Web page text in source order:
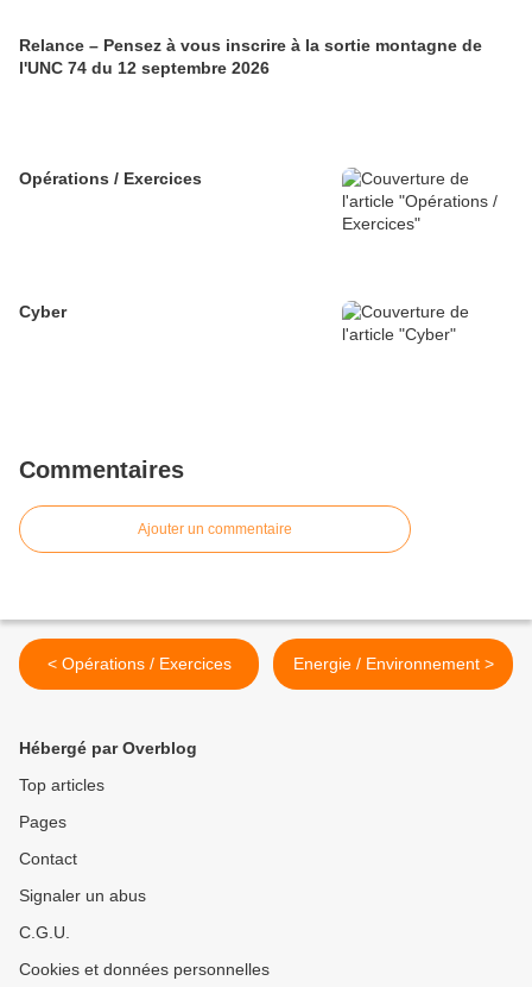
Relance – Pensez à vous inscrire à la sortie montagne de
l'UNC 74 du 12 septembre 2026
Opérations / Exercices
Cyber
Commentaires
Ajouter un commentaire
< Opérations / Exercices Energie / Environnement >
Hébergé par Overblog
Top articles
Pages
Contact
Signaler un abus
C.G.U.
Cookies et données personnelles